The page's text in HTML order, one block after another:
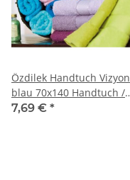
Özdilek Handtuch Vizyon
blau 70x140 Handtuch /
Handtücher
7,69 € *